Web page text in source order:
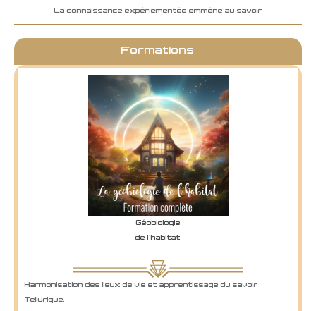
La connaissance expériementée emmène au savoir
Formations
Géobiologie
de l'habitat
Harmonisation des lieux de vie et apprentissage du savoir
Tellurique.